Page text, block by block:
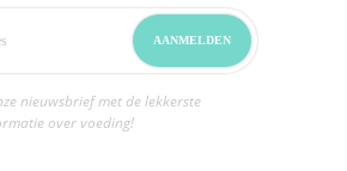
nieuwsbrief met de lekkerste
over voeding!